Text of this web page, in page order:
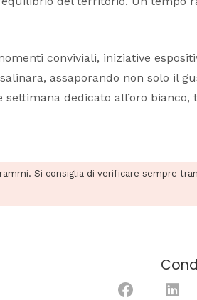
conviviali, iniziative
assaporando non solo il
dedicato all’oro
Si consiglia di verificare sempre